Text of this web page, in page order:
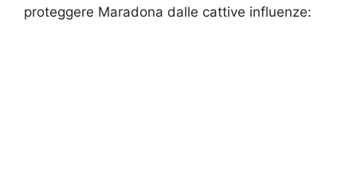
proteggere Maradona dalle cattive influenze: